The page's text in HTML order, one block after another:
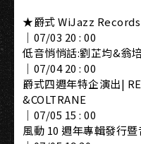
★爵式 WiJazz Records
｜07/03 20 : 00
低音悄悄話:劉芷均&翁
｜07/04 20 : 00
爵式四週年特企演出|
&COLTRANE
｜07/05 15 : 00
風動 10 週年專輯發行暨